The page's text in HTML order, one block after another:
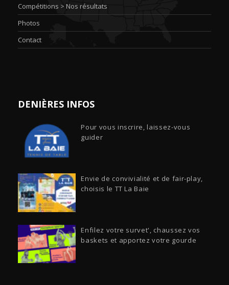
Compétitions > Nos résultats
Photos
Contact
DENIÈRES INFOS
Pour vous inscrire, laissez-vous
guider
Envie de convivialité et de fair-play,
choisis le TT La Baie
Enfilez votre survet', chaussez vos
baskets et apportez votre gourde